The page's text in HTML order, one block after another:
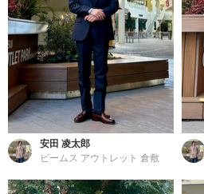
安田 凌太郎
ビームス アウトレット 倉敷